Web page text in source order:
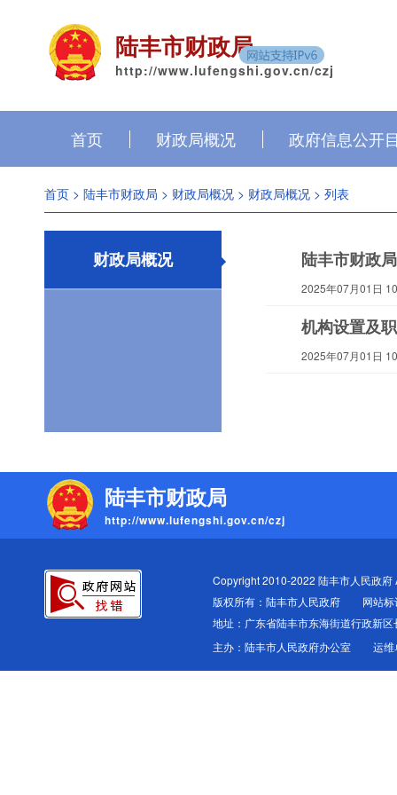
陆丰市财政局
http://www.lufengshi.gov.cn/czj
首页 财政局概况 政府信息公开
首页 > 陆丰市财政局 > 财政局概况 > 财政局概况 > 列表
财政局概况 陆丰市财政
2025年07月01日
机构设置及
2025年07月01日
陆丰市财政局
http://www.lufengshi.gov.cn/czj
Copyright 2010-2022 陆丰市人民政
版权所有：陆丰市人民政府
网站
地址：广东省陆丰市东海街道行政新
主办：陆丰市人民政府办公室
运维